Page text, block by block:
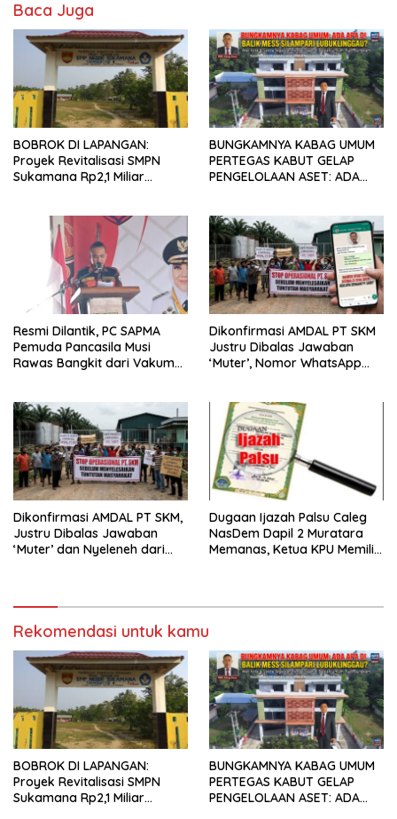
Baca Juga
BOBROK DI LAPANGAN:
Proyek Revitalisasi SMPN
Sukamana Rp2,1 Miliar
Disdik Musi Rawas Harus
Turun Tangan!
BUNGKAMNYA KABAG UMUM
PERTEGAS KABUT GELAP
PENGELOLAAN ASET: ADA
Resmi Dilantik, PC SAPMA
Pemuda Pancasila Musi
Rawas Bangkit dari Vakum
Dikonfirmasi AMDAL PT SKM
Justru Dibalas Jawaban
‘Muter’, Nomor WhatsApp
Dikonfirmasi AMDAL PT SKM,
Justru Dibalas Jawaban
‘Muter’ dan Nyeleneh dari
Dugaan Ijazah Palsu Caleg
NasDem Dapil 2 Muratara
Memanas, Ketua KPU Memilih
Rekomendasi untuk kamu
BOBROK DI LAPANGAN:
Proyek Revitalisasi SMPN
Sukamana Rp2,1 Miliar
BUNGKAMNYA KABAG UMUM
PERTEGAS KABUT GELAP
PENGELOLAAN ASET: ADA